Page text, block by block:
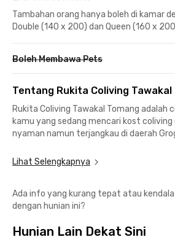
Tambahan orang hanya boleh di kamar
Double (140 x 200) dan Queen (160 x
Boleh Membawa Pets
Tentang Rukita Coliving Tawakal
Rukita Coliving Tawakal Tomang
kamu yang sedang mencari kost
nyaman namun terjangkau di daerah
Dengan desain modern, furniture lengkap,
berkualitas, Rukita Tawakal Tomang
dengan kamar mandi, AC, WiFi, dan water
kamu bisa langsung pindah kapan saja.
Co-living Rukita Tawakal Tomang juga
Lihat Selengkapnya
Ada info yang kurang tepat atau kendala
dengan hunian ini?
Hunian Lain Dekat Sini